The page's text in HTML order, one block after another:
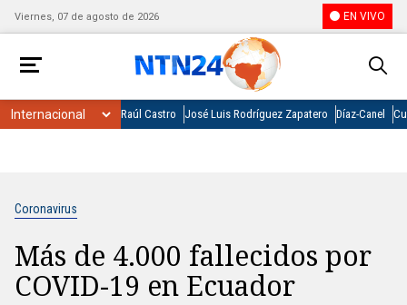
Viernes, 07 de agosto de 2026 EN VIVO
Raúl Castro José Luis Rodríguez Zapatero Díaz-Canel
Coronavirus
Más de 4.000 fallecidos por
COVID-19 en Ecuador